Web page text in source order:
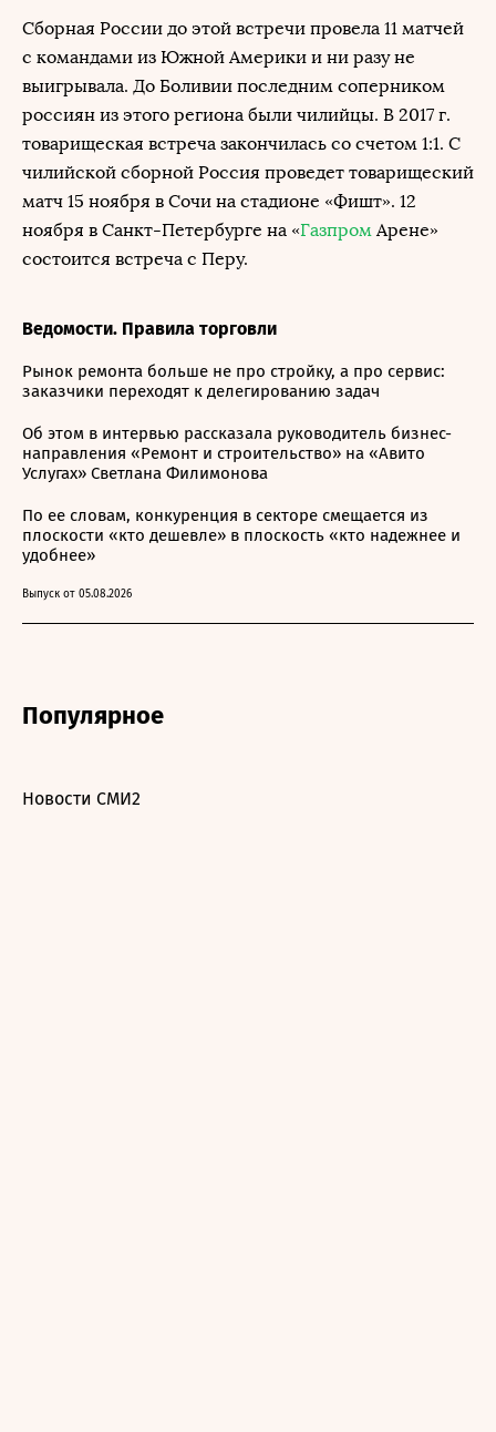
Сборная России до этой встречи провела 11 матчей
с командами из Южной Америки и ни разу не
выигрывала. До Боливии последним соперником
россиян из этого региона были чилийцы. В 2017 г.
товарищеская встреча закончилась со счетом 1:1. С
чилийской сборной Россия проведет товарищеский
матч 15 ноября в Сочи на стадионе «Фишт». 12
ноября в Санкт-Петербурге на «Газпром Арене»
состоится встреча с Перу.
Ведомости. Правила торговли
Рынок ремонта больше не про стройку, а про сервис:
заказчики переходят к делегированию задач
Об этом в интервью рассказала руководитель бизнес-
направления «Ремонт и строительство» на «Авито
Услугах» Светлана Филимонова
По ее словам, конкуренция в секторе смещается из
плоскости «кто дешевле» в плоскость «кто надежнее и
удобнее»
Выпуск от 05.08.2026
Популярное
Новости СМИ2